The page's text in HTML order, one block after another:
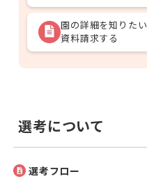
園の詳細を知りたい
資料請求する
選考について
選考フロー